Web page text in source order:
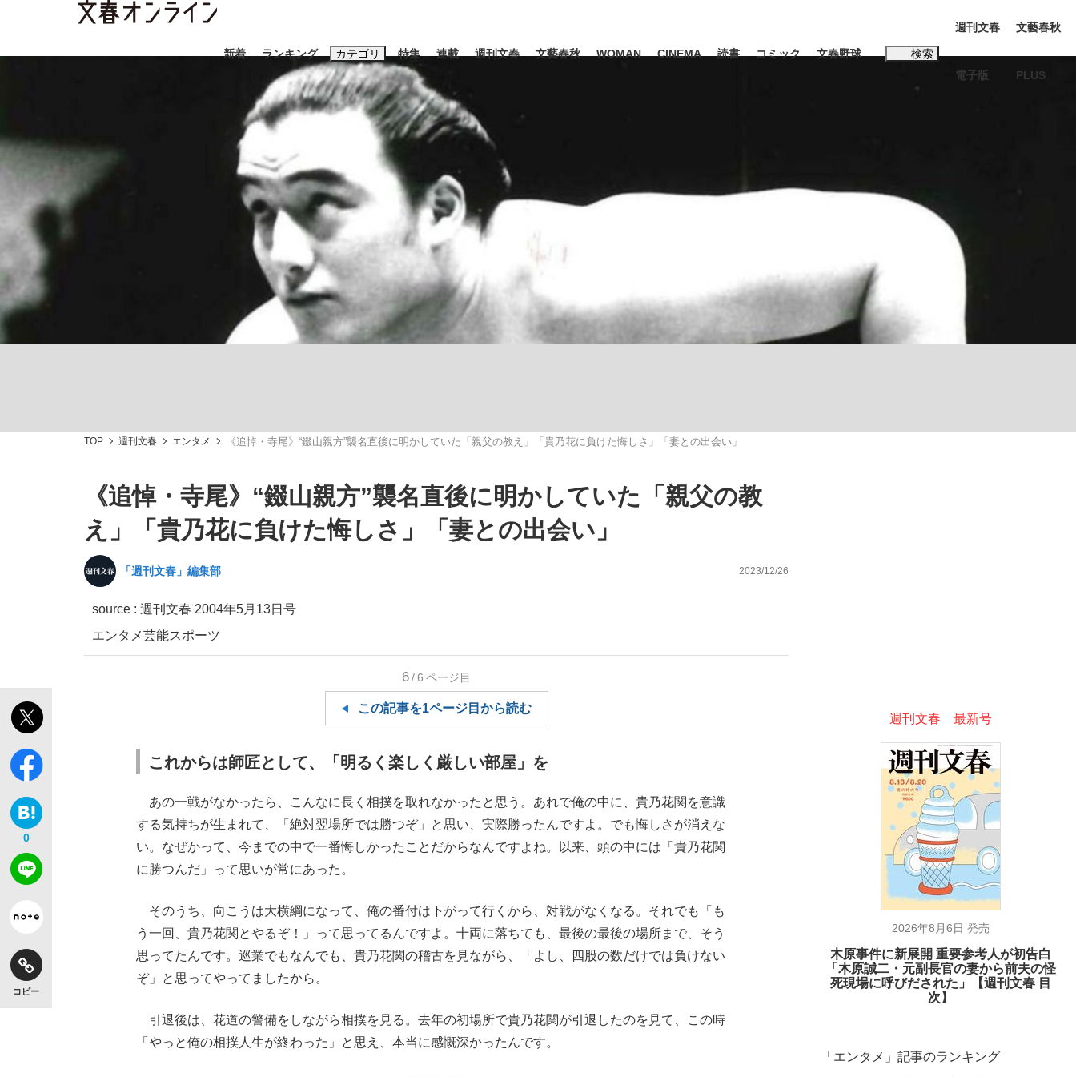
新着 ランキング カテゴリ
スクープ ニュース エンタメ
「90%は失敗する。でも…」本田圭佑が初めて明かした日本代表監督に... 「最悪の空気のまま解散」WBC日本代表“敗戦”の真実 選手が明かす...
「敗因分析は一切聞かれなかった」侍ジャパン選手が証言した“NPB聞... 「クマが悪者扱いされているのが悲しい」『北の国から』倉本聰氏（91...
特集
キングの誕生を、目撃せよ。
the Style
連載 週刊文春 文藝春秋 WOMAN CINEMA 読書 コミック 文春野球 検索
おすすめのキーワードタグ一覧
#藤田晋 #三山凌輝 #高市早苗 #後藤真希 #城彰二 #内田有紀
#松田聖子
#玉木雄一郎
#亀和田武
週刊文春
電子版
文藝春秋
PLUS
TOP 週刊文春 エンタメ 《追悼・寺尾》“錣山親方”襲名直後に明かしていた「親父の教え」「貴乃花に負けた悔しさ」「妻との出会い」
《追悼・寺尾》“錣山親方”襲名直後に明かしていた「親父の教
え」「貴乃花に負けた悔しさ」「妻との出会い」
「週刊文春」編集部 2023/12/26
source : 週刊文春 2004年5月13日号
エンタメ芸能スポーツ
0
コピー
6/6 ページ目
この記事を1ページ目から読む
これからは師匠として、「明るく楽しく厳しい部屋」を
あの一戦がなかったら、こんなに長く相撲を取れなかったと思う。あれで俺の中に、貴乃花関を意識
する気持ちが生まれて、「絶対翌場所では勝つぞ」と思い、実際勝ったんですよ。でも悔しさが消えな
い。なぜかって、今までの中で一番悔しかったことだからなんですよね。以来、頭の中には「貴乃花関
に勝つんだ」って思いが常にあった。
そのうち、向こうは大横綱になって、俺の番付は下がって行くから、対戦がなくなる。それでも「も
う一回、貴乃花関とやるぞ！」って思ってるんですよ。十両に落ちても、最後の最後の場所まで、そう
思ってたんです。巡業でもなんでも、貴乃花関の稽古を見ながら、「よし、四股の数だけでは負けない
ぞ」と思ってやってましたから。
引退後は、花道の警備をしながら相撲を見る。去年の初場所で貴乃花関が引退したのを見て、この時
「やっと俺の相撲人生が終わった」と思え、本当に感慨深かったんです。
週刊文春 最新号
2026年8月6日 発売
木原事件に新展開 重要参考人が初告白
「木原誠二・元副長官の妻から前夫の怪
死現場に呼びだされた」【週刊文春 目
次】
「エンタメ」記事のランキング